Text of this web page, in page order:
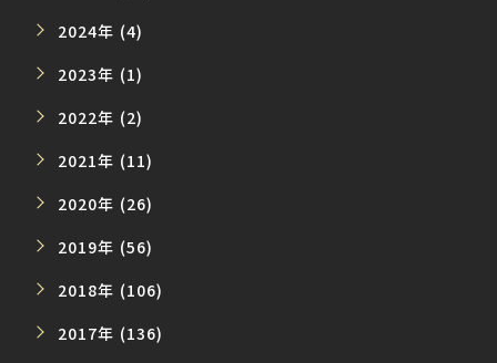
2024年 (4)
2023年 (1)
2022年 (2)
2021年 (11)
2020年 (26)
2019年 (56)
2018年 (106)
2017年 (136)